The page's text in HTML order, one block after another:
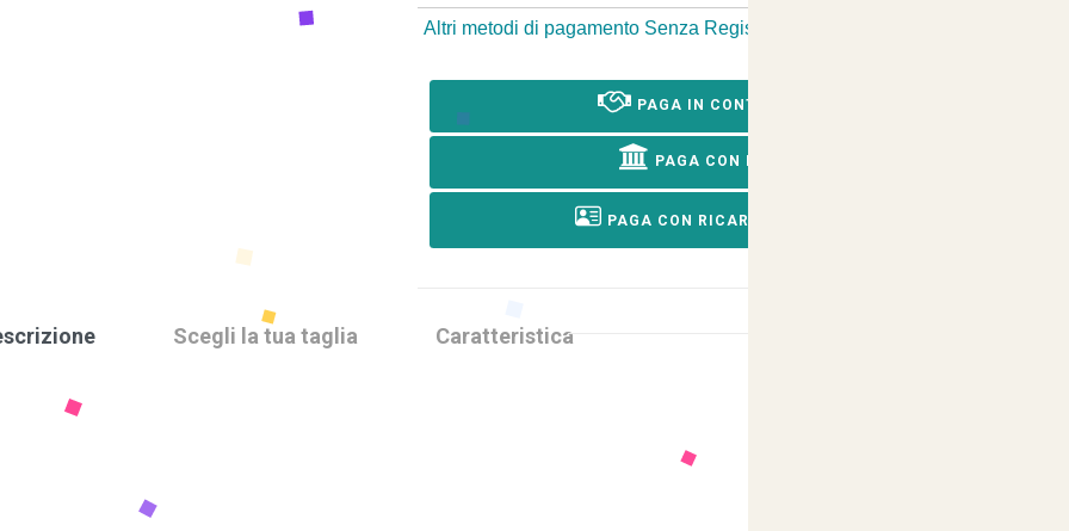
Altri metodi di pagamento Senza Registrazione
PAGA IN CONTRASSEGNO
PAGA CON BONIFICO
PAGA CON RICARICA POSTEPAY
Scegli la tua taglia Caratteristica